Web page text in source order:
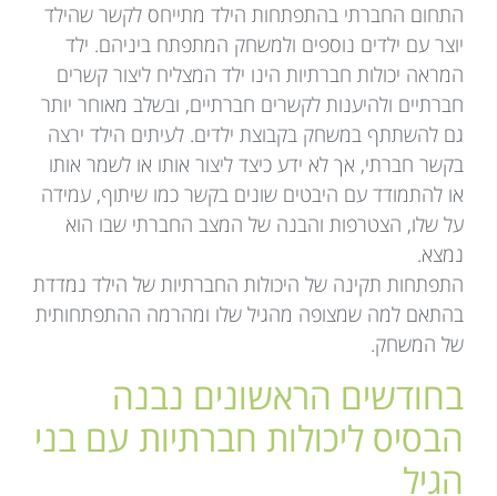
התחום החברתי בהתפתחות הילד מתייחס לקשר שהילד
יוצר עם ילדים נוספים ולמשחק המתפתח ביניהם. ילד
המראה יכולות חברתיות הינו ילד המצליח ליצור קשרים
חברתיים ולהיענות לקשרים חברתיים, ובשלב מאוחר יותר
גם להשתתף במשחק בקבוצת ילדים. לעיתים הילד ירצה
בקשר חברתי, אך לא ידע כיצד ליצור אותו או לשמר אותו
או להתמודד עם היבטים שונים בקשר כמו שיתוף, עמידה
על שלו, הצטרפות והבנה של המצב החברתי שבו הוא
נמצא.
התפתחות תקינה של היכולות החברתיות של הילד נמדדת
בהתאם למה שמצופה מהגיל שלו ומהרמה ההתפתחותית
של המשחק.
בחודשים הראשונים נבנה
הבסיס ליכולות חברתיות עם בני
הגיל